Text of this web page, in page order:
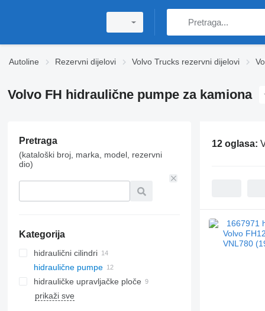
Autoline Rezervni dijelovi Volvo Trucks rezervni dijelovi
Volvo FH hidraulične pumpe za kamiona
Pretraga
(kataloški broj, marka, model, rezervni
dio)
Kategorija
hidraulični cilindri
hidraulične pumpe
hidrauličke upravljačke ploče
prikaži sve
12 oglasa: